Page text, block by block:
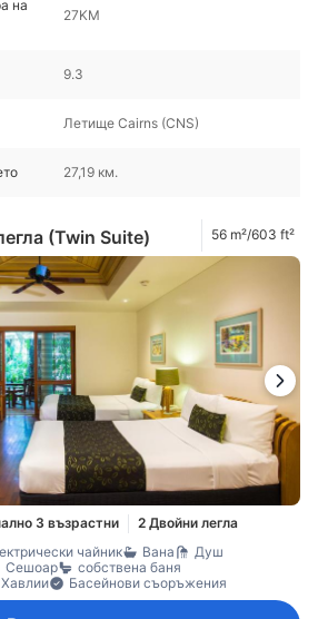
на
27KM
9.3
Летище Cairns (CNS)
27,19 км.
(Twin Suite) 56 m²/603 ft²
3 възрастни
2 Двойни легла
чайник Вана
Душ
Сешоар
собствена баня
Хавлии Басейнови съоръжения